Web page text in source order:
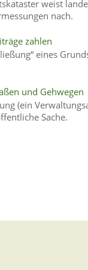
weist
nach.
zahlen
eines
und Gehwegen
(ein
Sache.